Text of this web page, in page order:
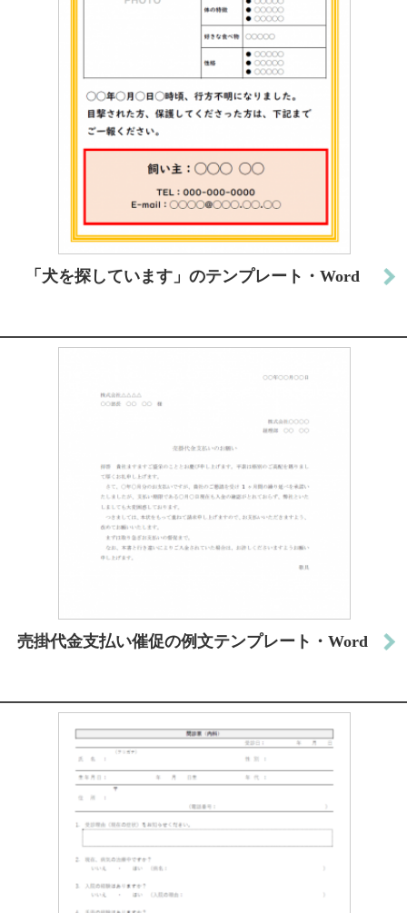
「犬を探しています」のテンプレート・Word
売掛代金支払い催促の例文テンプレート・Word